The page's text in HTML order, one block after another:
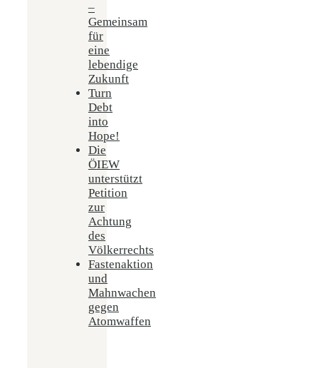
–
Gemeinsam
für
eine
lebendige
Zukunft
Turn
Debt
into
Hope!
Die
ÖIEW
unterstützt
Petition
zur
Achtung
des
Völkerrechts
Fastenaktion
und
Mahnwachen
gegen
Atomwaffen